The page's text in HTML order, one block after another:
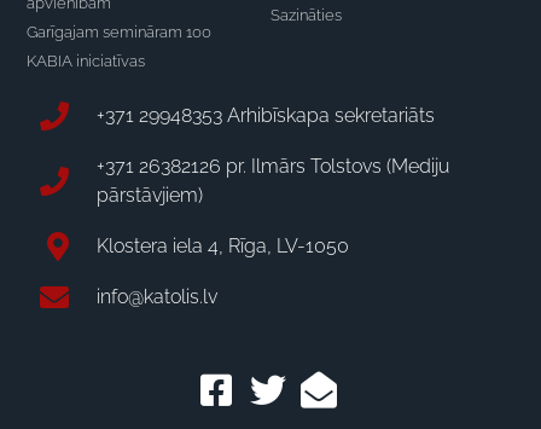
Garīgajam semināram 100
KABIA iniciatīvas
Sazināties
+371 29948353 Arhibīskapa sekretariāts
+371 26382126 pr. Ilmārs Tolstovs (Mediju
pārstāvjiem)
Klostera iela 4, Rīga, LV-1050
info@katolis.lv